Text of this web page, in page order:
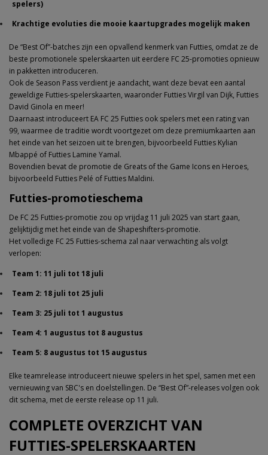
spelers)
Krachtige evoluties die mooie kaartupgrades mogelijk maken​
De “Best Of”-batches zijn een opvallend kenmerk van Futties, omdat ze de
beste promotionele spelerskaarten uit eerdere FC 25-promoties opnieuw
in pakketten introduceren.
Ook de Season Pass verdient je aandacht, want deze bevat een aantal
geweldige Futties-spelerskaarten, waaronder Futties Virgil van Dijk, Futties
David Ginola en meer!
Daarnaast introduceert EA FC 25 Futties ook spelers met een rating van
99, waarmee de traditie wordt voortgezet om deze premiumkaarten aan
het einde van het seizoen uit te brengen, bijvoorbeeld Futties Kylian
Mbappé of Futties Lamine Yamal.
Bovendien bevat de promotie de Greats of the Game Icons en Heroes,
bijvoorbeeld Futties Pelé of Futties Maldini.
Futties-promotieschema
De FC 25 Futties-promotie zou op vrijdag 11 juli 2025 van start gaan,
gelijktijdig met het einde van de Shapeshifters-promotie.
Het volledige FC 25 Futties-schema zal naar verwachting als volgt
verlopen:
Team 1: 11 juli tot 18 juli
Team 2: 18 juli tot 25 juli
Team 3: 25 juli tot 1 augustus
Team 4: 1 augustus tot 8 augustus
Team 5: 8 augustus tot 15 augustus
Elke teamrelease introduceert nieuwe spelers in het spel, samen met een
vernieuwing van SBC's en doelstellingen. De “Best Of”-releases volgen ook
dit schema, met de eerste release op 11 juli.
COMPLETE OVERZICHT VAN
FUTTIES-SPELERSKAARTEN